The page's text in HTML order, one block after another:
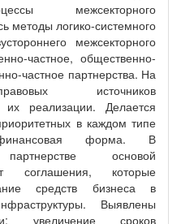
межсекторного
методы логико-системного
межсекторного
частное, общественно-
частное партнерства. На
источников
реализации. Делается
в каждом типе
форма. В
партнерстве основой
соглашения, которые
средств бизнеса в
Выявлены
увеличение сроков